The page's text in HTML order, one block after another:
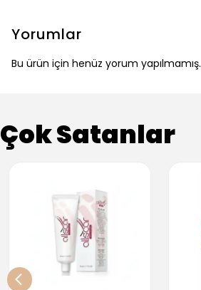
Yorumlar
Bu ürün için henüz yorum yapılmamış.
Çok Satanlar